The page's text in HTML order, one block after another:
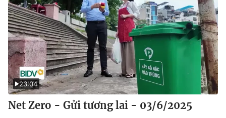
23:04
Net Zero - Gửi tương lai - 03/6/2025